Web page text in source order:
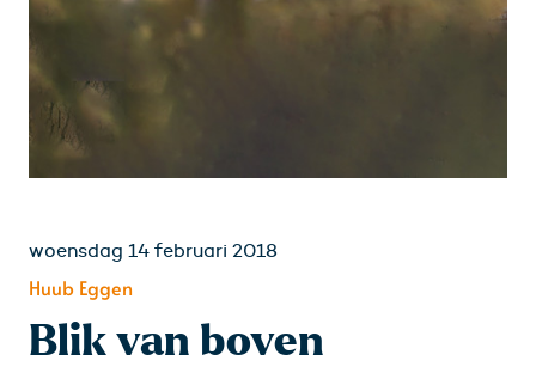
woensdag 14 februari 2018
Huub Eggen
Blik van boven